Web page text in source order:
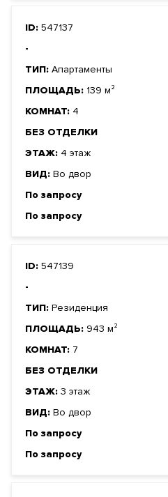
ID: 547137
-
ТИП: Апартаменты
ПЛОЩАДЬ: 139 м²
КОМНАТ: 4
БЕЗ ОТДЕЛКИ
ЭТАЖ: 4 этаж
ВИД: Во двор
По запросу
По запросу
ID: 547139
-
ТИП: Резиденция
ПЛОЩАДЬ: 943 м²
КОМНАТ: 7
БЕЗ ОТДЕЛКИ
ЭТАЖ: 3 этаж
ВИД: Во двор
По запросу
По запросу